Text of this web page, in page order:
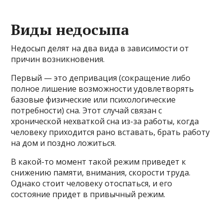
Виды недосыпа
Недосып делят на два вида в зависимости от
причин возникновения.
Первый — это депривация (сокращение либо
полное лишение возможности удовлетворять
базовые физические или психологические
потребности) сна. Этот случай связан с
хронической нехваткой сна из-за работы, когда
человеку приходится рано вставать, брать работу
на дом и поздно ложиться.
В какой-то момент такой режим приведет к
снижению памяти, внимания, скорости труда.
Однако стоит человеку отоспаться, и его
состояние придет в привычный режим.